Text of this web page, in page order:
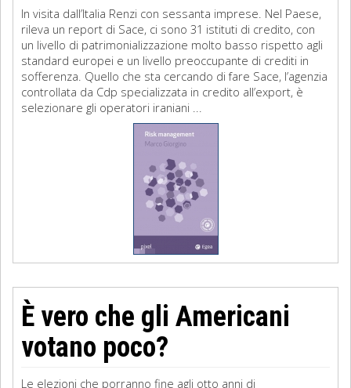
In visita dall’Italia Renzi con sessanta imprese. Nel Paese,
rileva un report di Sace, ci sono 31 istituti di credito, con
un livello di patrimonializzazione molto basso rispetto agli
standard europei e un livello preoccupante di crediti in
sofferenza. Quello che sta cercando di fare Sace, l’agenzia
controllata da Cdp specializzata in credito all’export, è
selezionare gli operatori iraniani ...
È vero che gli Americani
votano poco?
Le elezioni che porranno fine agli otto anni di